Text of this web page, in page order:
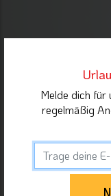
Melde dich für
regelmäßig